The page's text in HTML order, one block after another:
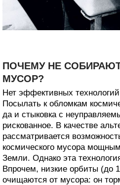
ПОЧЕМУ НЕ
МУСОР?
Нет эффективных технологий
Посылать к обломкам
да и стыковка с
рискованное. В качестве
рассматривается
космического мусора
Земли. Однако эта
Впрочем, низкие орбиты (до
очищаются от мусора: он